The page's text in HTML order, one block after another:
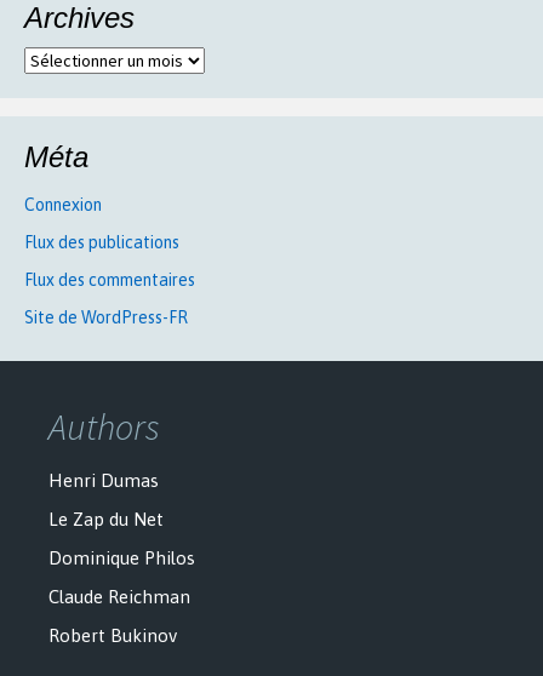
Archives
Archives
Méta
Connexion
Flux des publications
Flux des commentaires
Site de WordPress-FR
Authors
Henri Dumas
Le Zap du Net
Dominique Philos
Claude Reichman
Robert Bukinov